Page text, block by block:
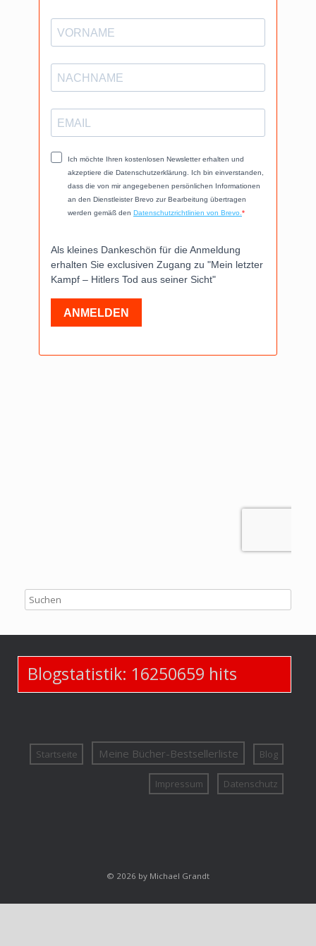
Blogstatistik: 16250659 hits
Startseite Meine Bücher-Bestsellerliste Blog
Impressum Datenschutz
© 2026 by Michael Grandt